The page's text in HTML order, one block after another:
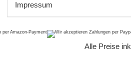
Impressum
Alle Preise